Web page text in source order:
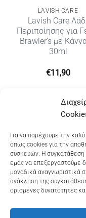
Για να παρέχουμε την
όπως cookies για την
συσκευών. Η συγκατάθεση
εμάς να επεξεργαστούμε
μοναδικά αναγνωριστικά
ανάκληση της
ορισμένες δυνατότητες
LAVISH CARE
Lavish Care
Περιποίησης για
Brawler’s με
30ml
€11,90
Dioni Hair Care,
Dioni Hair Spa, Κ.